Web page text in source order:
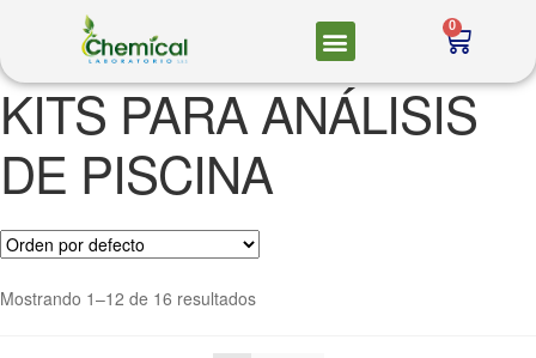
0
KITS PARA ANÁLISIS
DE PISCINA
Mostrando 1–12 de 16 resultados